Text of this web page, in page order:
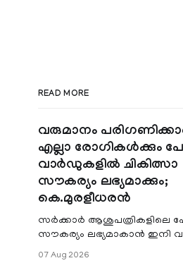
READ MORE
വരുമാനം
എല്ലാ രോഗികൾക്കും പേ
വാർഡുകളിൽ ചികിത്സാ
സൗകര്യം ലഭ്യമാക്കും;
കെ.മുരളീധരൻ
സർക്കാർ ആശുപത്രികളിലെ
സൗകര്യം ലഭ്യമാകാൻ ഇനി
വരുമാനം പരിഗണിക്കാതെ
07 Aug 2026